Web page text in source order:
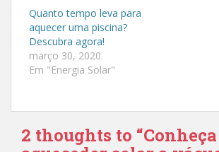
l
h
a
r
n
o
T
w
e
a
b
h
a
r
n
o
F
a
o
(
a
Quanto tempo leva para
aquecer uma piscina?
Descubra agora!
março 30, 2020
Em "Energia Solar"
2 thoughts to